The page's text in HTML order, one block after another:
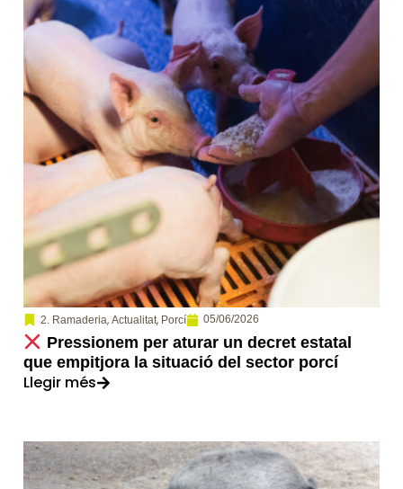
2. Ramaderia, Actualitat, Porcí 05/06/2026
Pressionem per aturar un decret estatal
que empitjora la situació del sector porcí
Llegir més